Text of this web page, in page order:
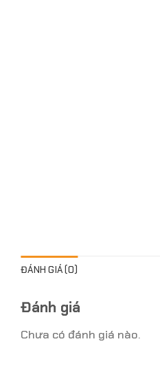
ĐÁNH GIÁ (0)
Đánh giá
Chưa có đánh giá nào.